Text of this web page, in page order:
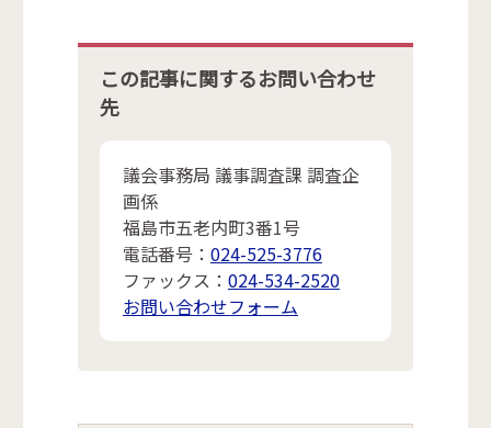
この記事に関するお問い合わせ
先
議会事務局 議事調査課 調査企
画係
福島市五老内町3番1号
電話番号： 024-525-3776
ファックス： 024-534-2520
お問い合わせフォーム